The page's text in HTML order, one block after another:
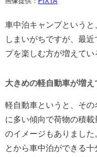
車中泊キャンプという
しまいがちですが、最
プを楽しむ方が増えてい
大きめの軽自動車が増え
軽自動車というと、そ
に多い傾向で荷物の積
のイメージもありまし
とから車中泊ができる